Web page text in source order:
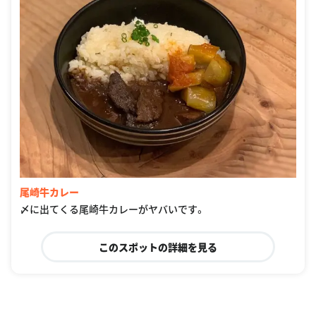
尾崎牛カレー
〆に出てくる尾崎牛カレーがヤバいです。
このスポットの詳細を見る